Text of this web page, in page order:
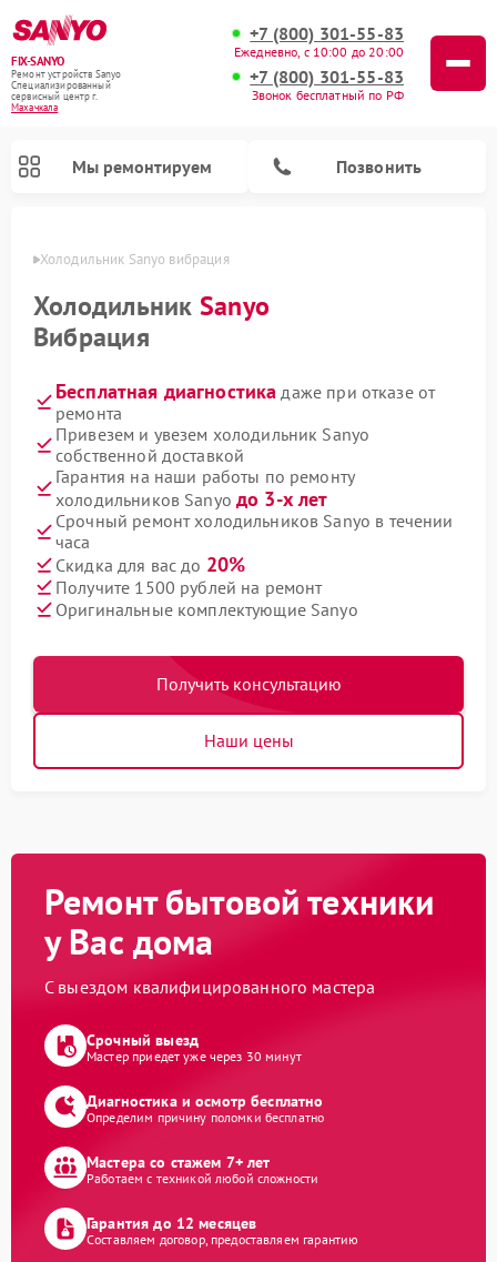
FIX-SANYO
Ремонт устройств Sanyo
Специализированный
cервисный центр г.
Махачкала
+7 (800) 301-55-83
Ежедневно, с 10:00 до 20:00
+7 (800) 301-55-83
Звонок бесплатный по РФ
Мы ремонтируем Позвонить
Холодильник Sanyo вибрация
Холодильник Sanyo
Вибрация
Бесплатная диагностика даже при отказе от
ремонта
Привезем и увезем холодильник Sanyo
собственной доставкой
Гарантия на наши работы по ремонту
холодильников Sanyoдо 3-х лет
Срочный ремонт холодильников Sanyo в течении
часа
Скидка для вас до 20%
Получите 1500 рублей на ремонт
Оригинальные комплектующие Sanyo
Получить консультацию
Наши цены
Ремонт бытовой техники
у Вас дома
С выездом квалифицированного мастера
Срочный выезд
Мастер приедет уже через 30 минут
Диагностика и осмотр бесплатно
Определим причину поломки бесплатно
Мастера со стажем 7+ лет
Работаем с техникой любой сложности
Гарантия до 12 месяцев
Составляем договор, предоставляем гарантию